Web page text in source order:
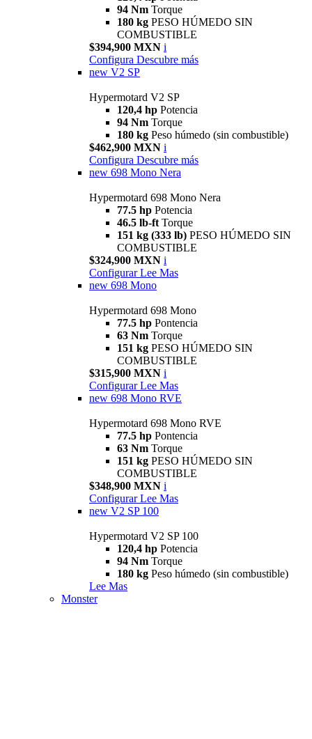
94 Nm Torque
180 kg PESO HÚMEDO SIN
COMBUSTIBLE
$394,900 MXN i
Configura Descubre más
new V2 SP
Hypermotard V2 SP
120,4 hp Potencia
94 Nm Torque
180 kg Peso húmedo (sin combustible)
$462,900 MXN i
Configura Descubre más
new 698 Mono Nera
Hypermotard 698 Mono Nera
77.5 hp Potencia
46.5 lb-ft Torque
151 kg (333 lb) PESO HÚMEDO SIN
COMBUSTIBLE
$324,900 MXN i
Configurar Lee Mas
new 698 Mono
Hypermotard 698 Mono
77.5 hp Pontencia
63 Nm Torque
151 kg PESO HÚMEDO SIN
COMBUSTIBLE
$315,900 MXN i
Configurar Lee Mas
new 698 Mono RVE
Hypermotard 698 Mono RVE
77.5 hp Pontencia
63 Nm Torque
151 kg PESO HÚMEDO SIN
COMBUSTIBLE
$348,900 MXN i
Configurar Lee Mas
new V2 SP 100
Hypermotard V2 SP 100
120,4 hp Potencia
94 Nm Torque
180 kg Peso húmedo (sin combustible)
Lee Mas
Monster